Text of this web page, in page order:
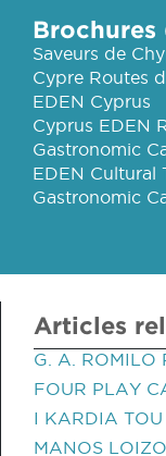
Saveurs de
Cypre Routes
EDEN Cyprus
Cyprus EDEN
Gastronomic
EDEN Cultural
Gastronomic
Articles
G. A. ROMILO
FOUR PLAY
I KARDIA
MANOS